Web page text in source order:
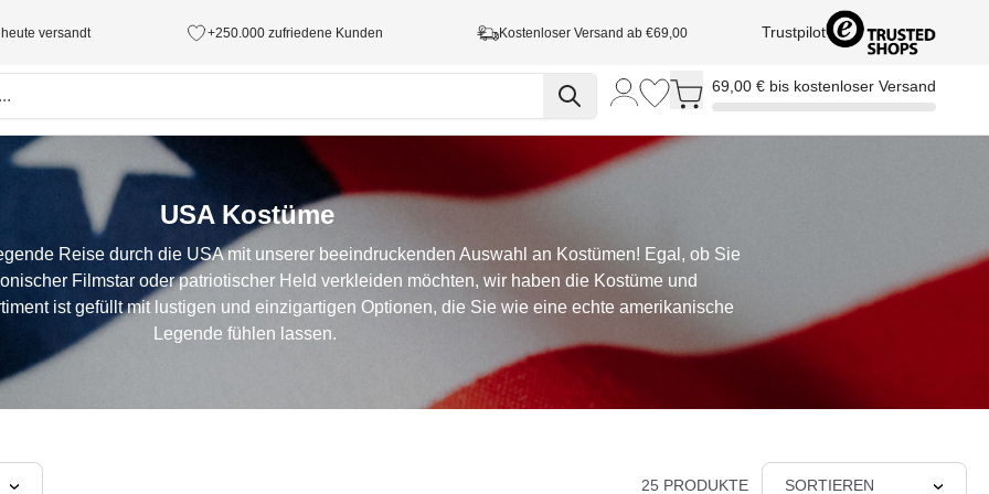
versandt +250.000 zufriedene Kunden Kostenloser Versand ab €69,00 Trustpilot
Toggle minicart, Cart is empty
69,00 € bis kostenloser Versand
USA Kostüme
Reise durch die USA mit unserer beeindruckenden Auswahl an Kostümen! Egal, ob Sie
Filmstar oder patriotischer Held verkleiden möchten, wir haben die Kostüme und
ist gefüllt mit lustigen und einzigartigen Optionen, die Sie wie eine echte amerikanische
Legende fühlen lassen.
25 PRODUKTE SORTIEREN